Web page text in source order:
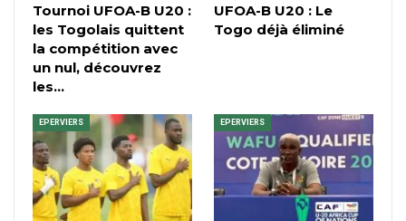
Tournoi UFOA-B U20 :
les Togolais quittent
la compétition avec
un nul, découvrez
les…
UFOA-B U20 : Le
Togo déjà éliminé
EPERVIERS EPERVIERS